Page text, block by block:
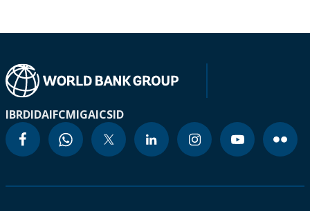
IBRDIDAIFCMIGAICSID